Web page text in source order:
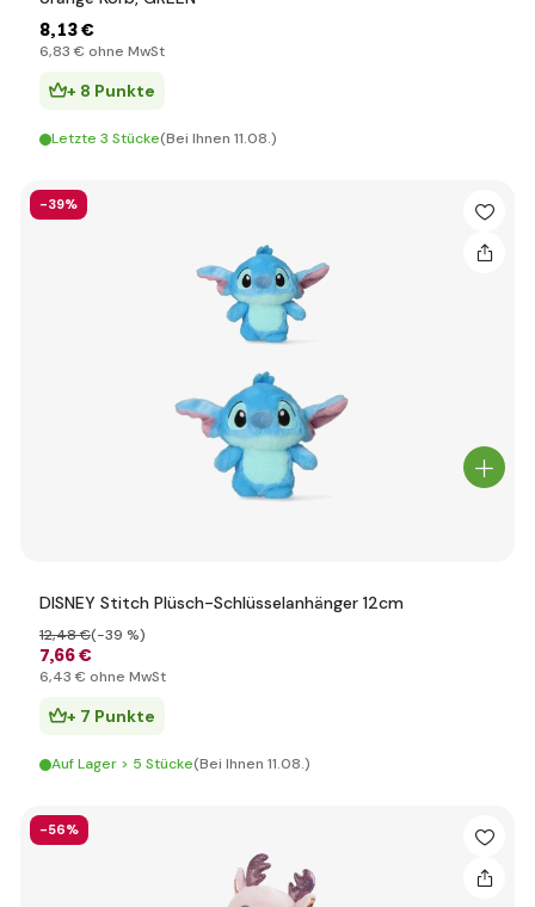
8,13 €
6,83 € ohne MwSt
+ 8 Punkte
Letzte 3 Stücke(Bei Ihnen 11.08.)
-39%
DISNEY Stitch Plüsch-Schlüsselanhänger 12cm
7,66 €
12,48 €(-39 %)
6,43 € ohne MwSt
+ 7 Punkte
Auf Lager > 5 Stücke(Bei Ihnen 11.08.)
-56%